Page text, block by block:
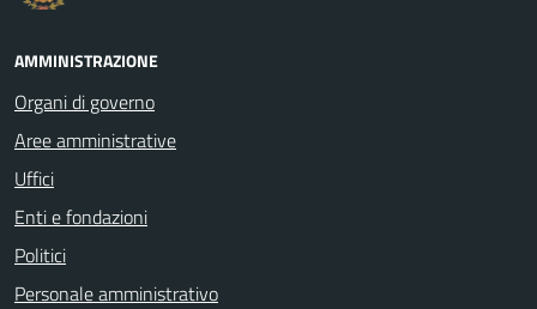
AMMINISTRAZIONE
Organi di governo
Aree amministrative
Uffici
Enti e fondazioni
Politici
Personale amministrativo